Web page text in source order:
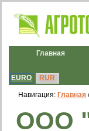
Главная
EURO RUR
Навигация: Главная
ООО